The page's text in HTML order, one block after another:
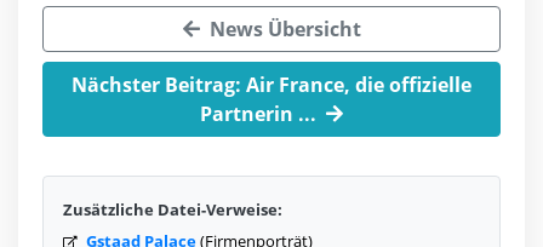
News Übersicht
Nächster Beitrag: Air France, die offizielle
Partnerin ...
Zusätzliche Datei-Verweise:
Gstaad Palace(Firmenporträt)